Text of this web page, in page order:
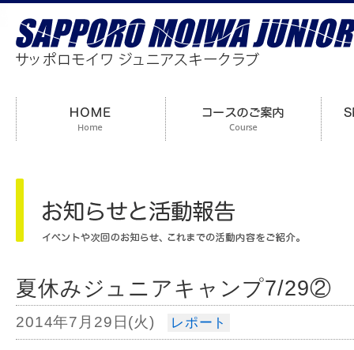
夏休みジュニアキャンプ7/29②
2014年7月29日(火) レポート